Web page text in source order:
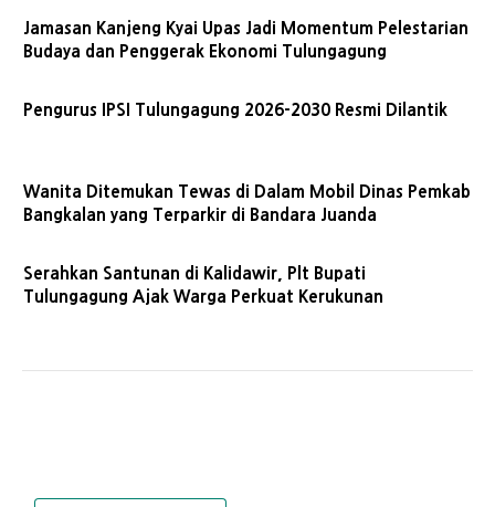
Jamasan Kanjeng Kyai Upas Jadi Momentum Pelestarian
Budaya dan Penggerak Ekonomi Tulungagung
Pengurus IPSI Tulungagung 2026-2030 Resmi Dilantik
Wanita Ditemukan Tewas di Dalam Mobil Dinas Pemkab
Bangkalan yang Terparkir di Bandara Juanda
Serahkan Santunan di Kalidawir, Plt Bupati
Tulungagung Ajak Warga Perkuat Kerukunan